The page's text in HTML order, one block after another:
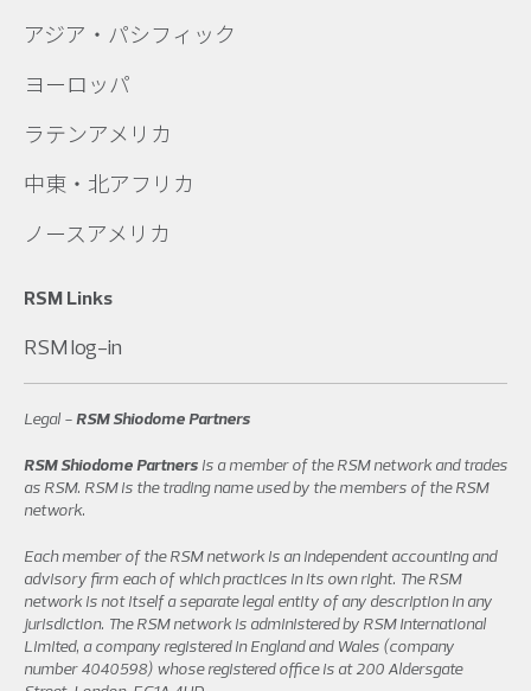
アジア・パシフィック
ヨーロッパ
ラテンアメリカ
中東・北アフリカ
ノースアメリカ
RSM Links
RSM log-in
Legal -RSM Shiodome Partners
RSM Shiodome Partners is a member of the RSM network and trades
as RSM. RSM is the trading name used by the members of the RSM
network.
Each member of the RSM network is an independent accounting and
advisory firm each of which practices in its own right. The RSM
network is not itself a separate legal entity of any description in any
jurisdiction. The RSM network is administered by RSM International
Limited, a company registered in England and Wales (company
number 4040598) whose registered office is at 200 Aldersgate